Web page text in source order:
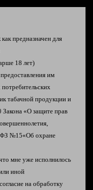
MTL RTA 2/4 ml
предназначен для
18 лет)
им
табачнойпродукции и
Закона «О защите прав
№15«Об охране
мне уже исполнилось
иной
на обработку